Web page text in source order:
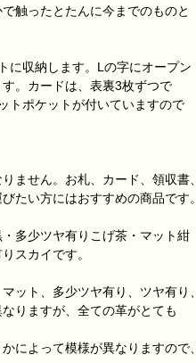
触ったとたんに今までのものと
に収納します。Lの字にオープン
。カードは、表裏3枚ずつで
トポケットが付いていますので
ません。お札、カード、領収書、
たい方にはおすすめの商品です。
多少ツヤ有りこげ茶・マット紺
スカイです。
ット、多少ツヤ有り、ツヤ有り、
りますが、全ての革がとても
によって模様が異なりますので、